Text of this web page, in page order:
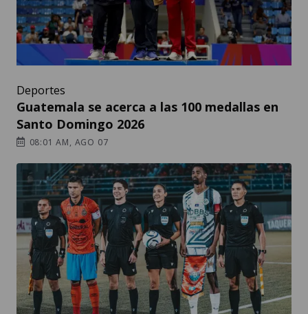
Deportes
Guatemala se acerca a las 100 medallas en
Santo Domingo 2026
08:01 AM, AGO 07